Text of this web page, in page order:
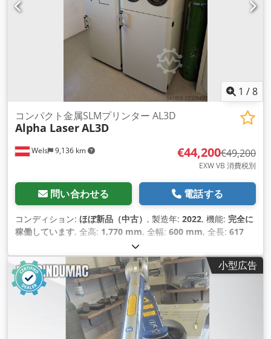
1 /8
Wels 9,136 km
コンパクト金属SLMプリンター AL3D
Alpha LaserAL3D
€44,200€49,200
EXW VB 消費税別
問い合わせる 電話する
コンディション: ほぼ新品（中古） , 製造年: 2022, 機能: 完全に
稼働しています, 全高: 1,770 mm, 全幅: 600 mm, 全長: 617
, 冷却方式:
ニュアル, 銘板あり,
小型広告